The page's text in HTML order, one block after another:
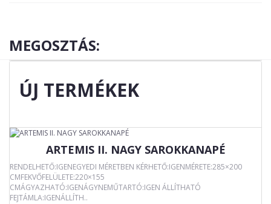
MEGOSZTÁS:
ÚJ TERMÉKEK
ARTEMIS II. NAGY SAROKKANAPÉ
RENDELHETŐ:IGENEGYEDI MÉRETBEN KÉRHETŐ:IGENMÉRETE:285×200
CMFEKVŐFELÜLETE:220×155
CMÁGYAZHATÓ:IGENÁGYNEMŰTARTÓ:IGEN ÁLLÍTHATÓ
FEJTÁMLA:IGENÁLLÍTH..